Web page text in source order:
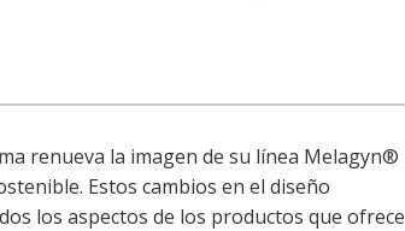
renueva la imagen de su línea Melagyn®
Estos cambios en el diseño
los aspectos de los productos que ofrece